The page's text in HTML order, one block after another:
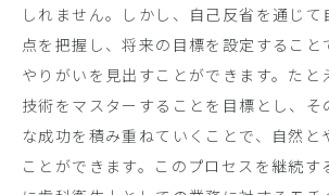
しれません。しかし、自己反省を通じて
点を把握し、将来の目標を設定すること
やりがいを見出すことができます。たと
技術をマスターすることを目標とし、そ
な成功を積み重ねていくことで、自然と
ことができます。このプロセスを継続す